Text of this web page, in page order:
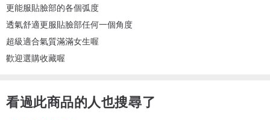
更能服貼臉部的各個弧度
透氣舒適更服貼臉部任何一個角度
超級適合氣質滿滿女生喔
歡迎選購收藏喔
看過此商品的人也搜尋了